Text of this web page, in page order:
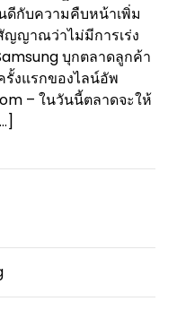
ดีกับความคืบหน้าเพิ่ม
ญญาณว่าไม่มีการเร่ง
บุกตลาดลูกค้า
รั้งแรกของไลน์อัพ
– ในวันนี้ตลาดจะให้